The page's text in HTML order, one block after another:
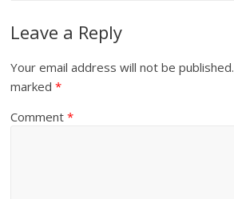
Leave a Reply
Your email address will not be published.
marked*
Comment*